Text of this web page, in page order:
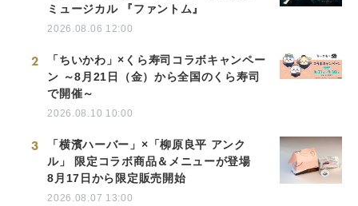
ミュージカル 『ファントム』
2026.08.06 12:00
2
「ちいかわ」×くら寿司コラボキャンペー
ン ～8月21日（金）から全国のくら寿司
で開催～
2026.08.10 10:00
3
「横濱ハーバー」×「柳原良平 アンク
ル」 限定コラボ商品＆メニューが登場
8月17日から限定販売開始
2026.08.07 13:00